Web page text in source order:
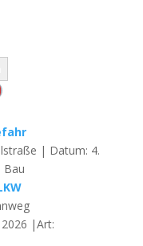
| Datum: 4.
Bau
|Art: